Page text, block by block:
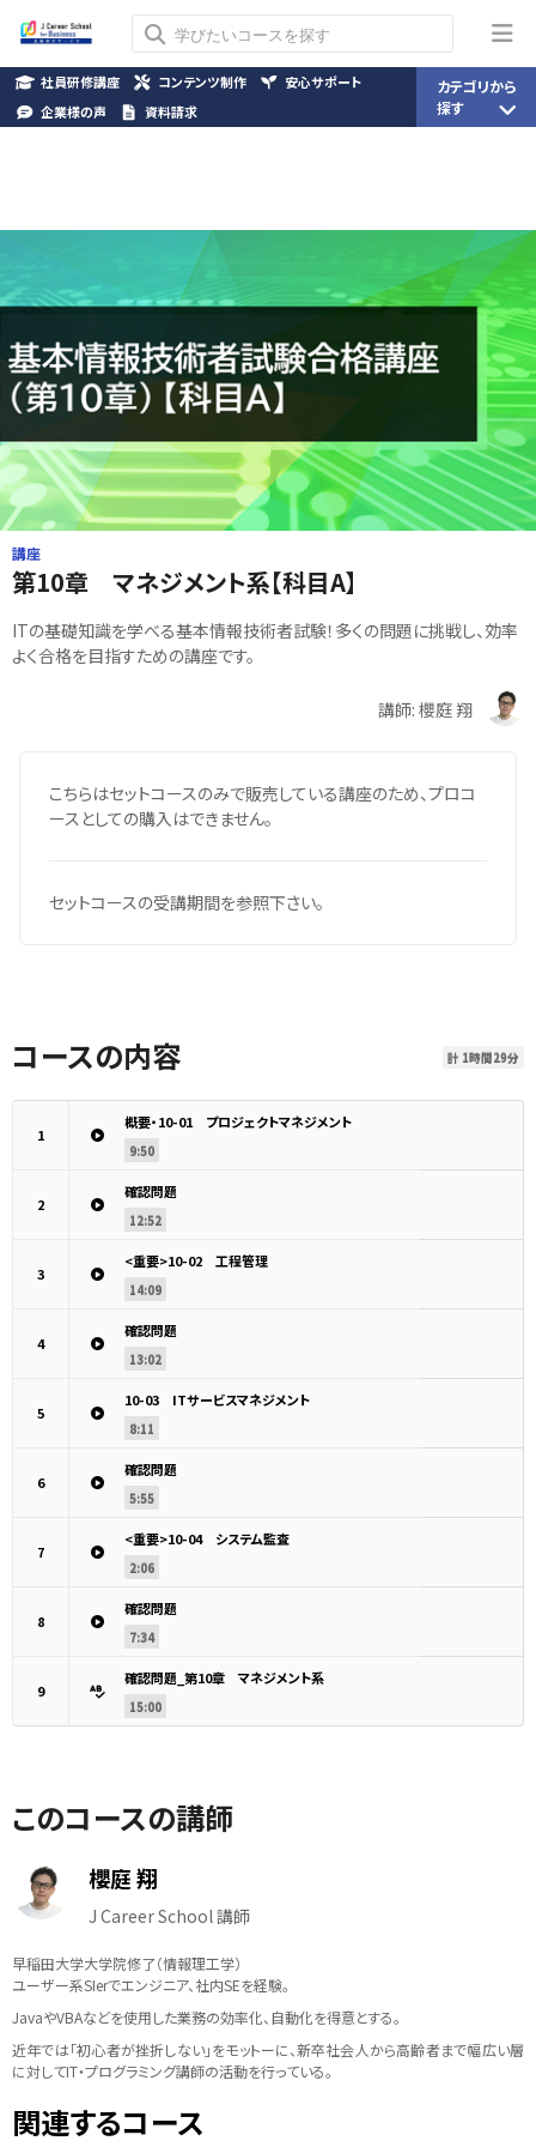
講座
第10章 マネジメント系【科目A】
ITの基礎知識を学べる基本情報技術者試験！多くの問題に挑戦し、効率
よく合格を目指すための講座です。
講師: 櫻庭 翔
こちらはセットコースのみで販売している講座のため、プロコ
ースとしての購入はできません。
セットコースの受講期間を参照下さい。
コースの内容 計 1時間29分
1
概要・10-01 プロジェクトマネジメント
9:50
2
確認問題
12:52
3
<重要>10-02 工程管理
14:09
4
確認問題
13:02
5
10-03 ITサービスマネジメント
8:11
6
確認問題
5:55
7
<重要>10-04 システム監査
2:06
8
確認問題
7:34
9
確認問題_第10章 マネジメント系
15:00
このコースの講師
櫻庭 翔
J Career School 講師
早稲田大学大学院修了（情報理工学）
ユーザー系SIerでエンジニア、社内SEを経験。
JavaやVBAなどを使用した業務の効率化、自動化を得意とする。
近年では「初心者が挫折しない」をモットーに、新卒社会人から高齢者まで幅広い層
に対してIT・プログラミング講師の活動を行っている。
関連するコース
社員研修講座 コンテンツ制作
安心サポート
企業様の声
資料請求
カテゴリから
探す